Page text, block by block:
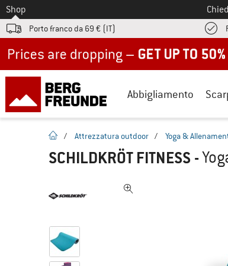
Allo
Shop
Porto franco da 69 € (IT)
Abbigliamento
pagina iniziale
/ Attrezzatura outdoor / Yoga &
SCHILDKRÖT FITNESS -